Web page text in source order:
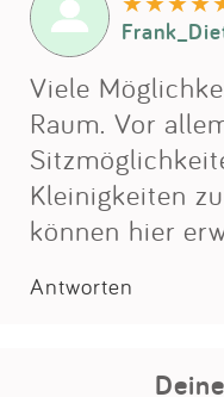
Viele
Raum. Vor
Kleinigkeiten
können hier
Antworten